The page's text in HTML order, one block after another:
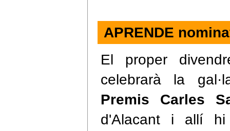
APRENDE
El proper
celebrarà la
Premis Carles
d'Alacant i allí